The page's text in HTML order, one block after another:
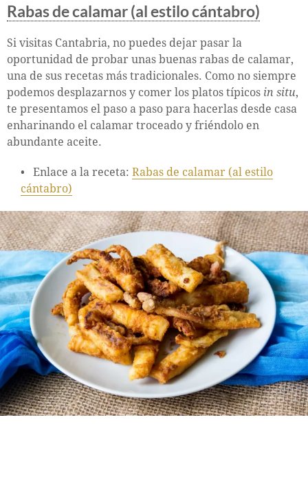
Rabas de calamar (al estilo cántabro)
Si visitas Cantabria, no puedes dejar pasar la
oportunidad de probar unas buenas rabas de calamar,
una de sus recetas más tradicionales. Como no siempre
podemos desplazarnos y comer los platos típicos in situ,
te presentamos el paso a paso para hacerlas desde casa
enharinando el calamar troceado y friéndolo en
abundante aceite.
Enlace a la receta: Rabas de calamar (al estilo
cántabro)